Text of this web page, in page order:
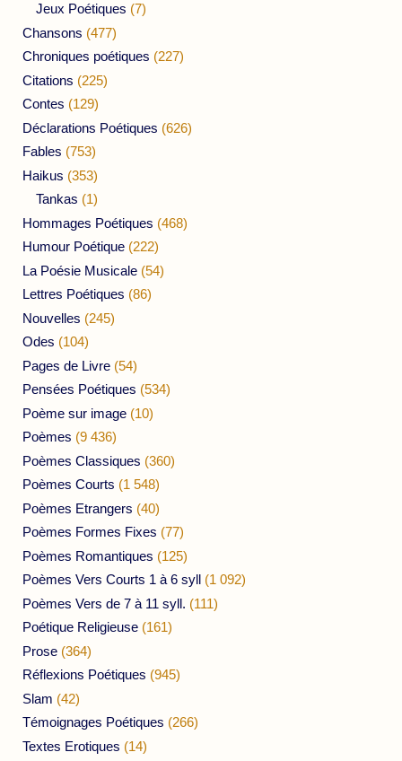
Jeux Poétiques (7)
Chansons (477)
Chroniques poétiques (227)
Citations (225)
Contes (129)
Déclarations Poétiques (626)
Fables (753)
Haikus (353)
Tankas (1)
Hommages Poétiques (468)
Humour Poétique (222)
La Poésie Musicale (54)
Lettres Poétiques (86)
Nouvelles (245)
Odes (104)
Pages de Livre (54)
Pensées Poétiques (534)
Poème sur image (10)
Poèmes (9 436)
Poèmes Classiques (360)
Poèmes Courts (1 548)
Poèmes Etrangers (40)
Poèmes Formes Fixes (77)
Poèmes Romantiques (125)
Poèmes Vers Courts 1 à 6 syll (1 092)
Poèmes Vers de 7 à 11 syll. (111)
Poétique Religieuse (161)
Prose (364)
Réflexions Poétiques (945)
Slam (42)
Témoignages Poétiques (266)
Textes Erotiques (14)